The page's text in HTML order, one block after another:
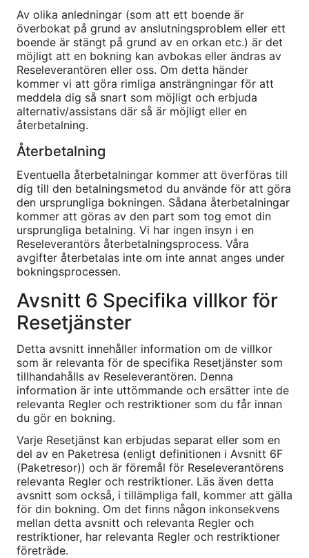
Av olika anledningar (som att ett boende är
överbokat på grund av anslutningsproblem eller ett
boende är stängt på grund av en orkan etc.) är det
möjligt att en bokning kan avbokas eller ändras av
Reseleverantören eller oss. Om detta händer
kommer vi att göra rimliga ansträngningar för att
meddela dig så snart som möjligt och erbjuda
alternativ/assistans där så är möjligt eller en
återbetalning.
Återbetalning
Eventuella återbetalningar kommer att överföras till
dig till den betalningsmetod du använde för att göra
den ursprungliga bokningen. Sådana återbetalningar
kommer att göras av den part som tog emot din
ursprungliga betalning. Vi har ingen insyn i en
Reseleverantörs återbetalningsprocess. Våra
avgifter återbetalas inte om inte annat anges under
bokningsprocessen.
Avsnitt 6 Specifika villkor för
Resetjänster
Detta avsnitt innehåller information om de villkor
som är relevanta för de specifika Resetjänster som
tillhandahålls av Reseleverantören. Denna
information är inte uttömmande och ersätter inte de
relevanta Regler och restriktioner som du får innan
du gör en bokning.
Varje Resetjänst kan erbjudas separat eller som en
del av en Paketresa (enligt definitionen i Avsnitt 6F
(Paketresor)) och är föremål för Reseleverantörens
relevanta Regler och restriktioner. Läs även detta
avsnitt som också, i tillämpliga fall, kommer att gälla
för din bokning. Om det finns någon inkonsekvens
mellan detta avsnitt och relevanta Regler och
restriktioner, har relevanta Regler och restriktioner
företräde.